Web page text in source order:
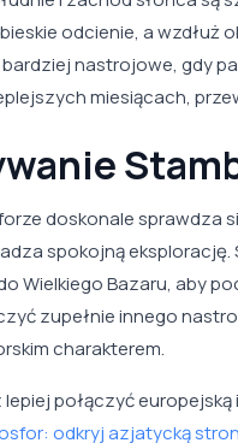
odcienie, a wzdłuż
nastrojowe, gdy
miesiącach,
doskonale sprawdza
spokojną
Wielkiego Bazaru, aby
zupełnie innego
charakterem.
połączyć
odkryj azjatycką